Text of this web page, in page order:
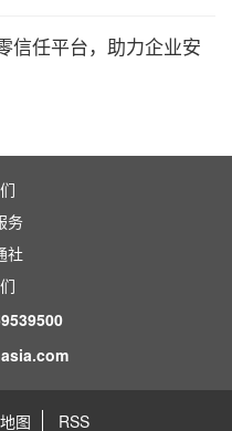
信任平台，助力企业安
务
社
图 RSS